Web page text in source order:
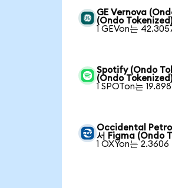
GE Vernova
(Ondo
1 GEVon는
Spotify (Ondo
(Ondo
1 SPOTon는
Occidental
서 Figma (Ondo
1 OXYon는